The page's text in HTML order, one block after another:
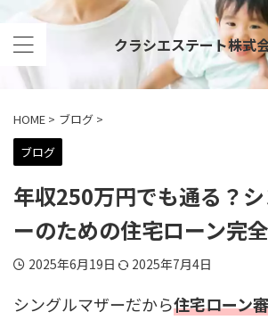
クラシエステート株式
HOME > ブログ >
ブログ
年収250万円でも通る？
ーのための住宅ローン完
2025年6月19日 2025年7月4日
シングルマザーだから住宅ローン